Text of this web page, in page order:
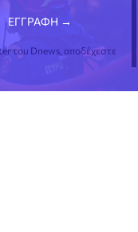
του Dnews, αποδέχεστε